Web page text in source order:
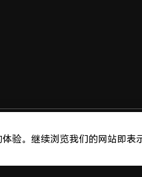
验。继续浏览我们的网站即表